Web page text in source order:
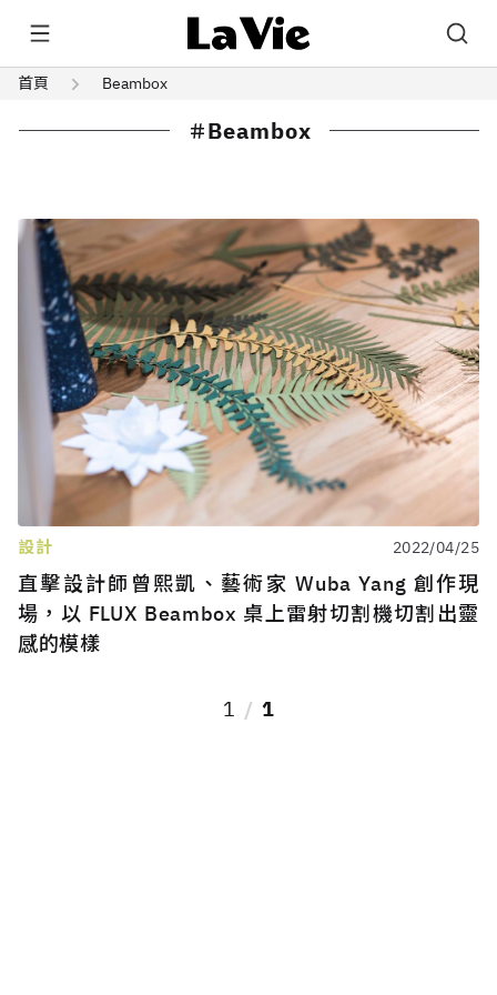
首頁 Beambox
Beambox
設計 2022/04/25
直擊設計師曾熙凱、藝術家 Wuba Yang 創作現
場，以 FLUX Beambox 桌上雷射切割機切割出靈
感的模樣
1 1